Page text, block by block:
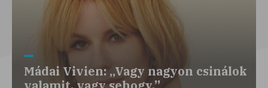
Mádai Vivien: „Vagy nagyon csinálok